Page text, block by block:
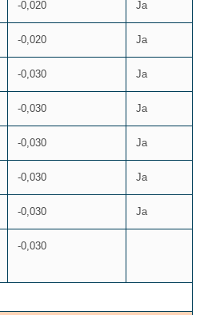
-0,020 Ja
-0,020 Ja
-0,030 Ja
-0,030 Ja
-0,030 Ja
-0,030 Ja
-0,030 Ja
-0,030